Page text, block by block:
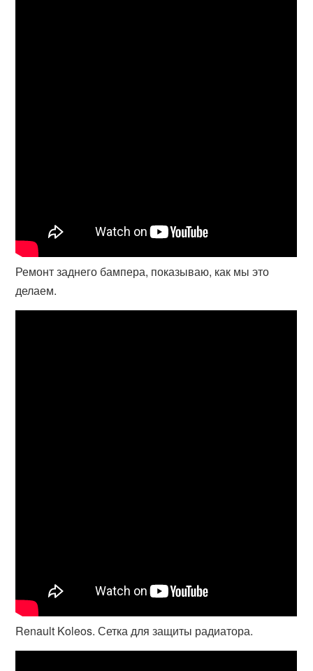
Ремонт заднего бампера, показываю, как мы это
делаем.
Renault Koleos. Сетка для защиты радиатора.